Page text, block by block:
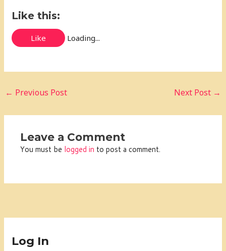
Like this:
Like Loading...
← Previous Post Next Post →
Leave a Comment
You must be logged in to post a comment.
Log In